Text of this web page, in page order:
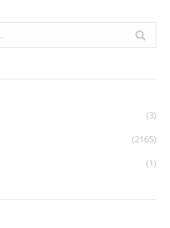
(3)
(2165)
(1)